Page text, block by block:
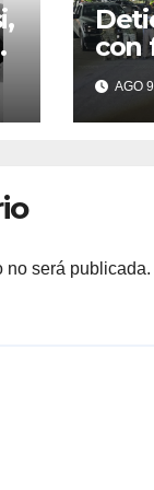
con
y AGO
no será publicada.